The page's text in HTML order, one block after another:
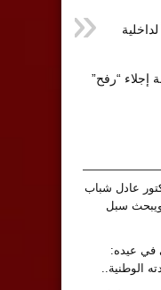
إجلاء “رفح”
عادل شباب
سبل
في عيده:
الوطنية..